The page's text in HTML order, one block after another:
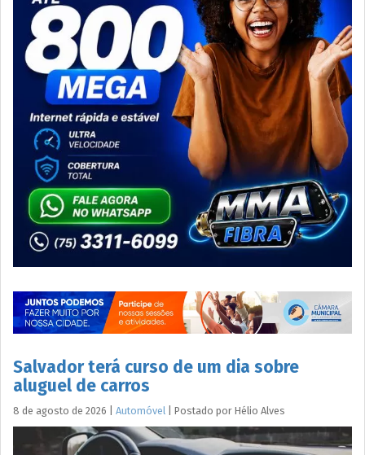
Salvador terá curso de um dia sobre
aluguel de carros
8 de agosto de 2026 Automóvel Postado por Hélio Alves